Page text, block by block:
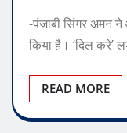
-पंजाबी सिंगर अमन ने
किया है। ‘दिल करे’
READ MORE